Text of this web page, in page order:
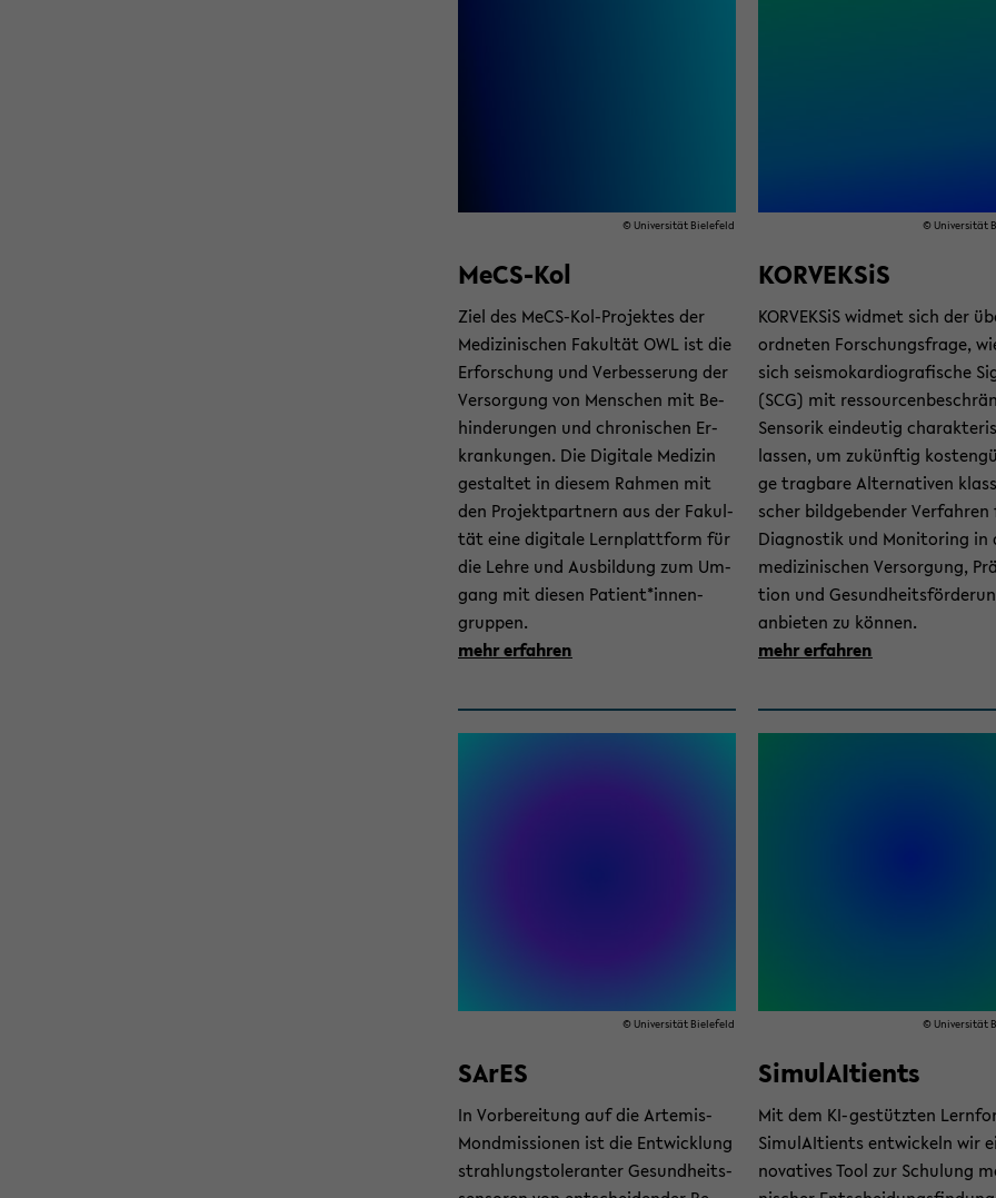
© Uni­ver­si­tät Bie­le­feld
MeCS-​Kol
Ziel des MeCS-​Kol-Projektes der
Me­di­zi­ni­schen Fa­kul­tät OWL ist die
Er­for­schung und Ver­bes­se­rung der
Ver­sor­gung von Men­schen mit Be­
hin­de­run­gen und chro­ni­schen Er­
kran­kun­gen. Die Di­gi­ta­le Me­di­zin
ge­stal­tet in die­sem Rah­men mit
den Pro­jekt­part­nern aus der Fa­kul­
tät eine di­gi­ta­le Lern­platt­form für
die Lehre und Aus­bil­dung zum Um­
gang mit die­sen Pa­ti­ent*in­nen­
grup­pen.
mehr er­fah­ren
© Uni­ver­si­tät
KOR­VEK­SiS
KOR­VEK­SiS wid­met sich der
ord­ne­ten For­schungs­fra­ge,
sich seis­mo­kar­dio­gra­fi­sche
(SCG) mit
Sen­so­rik ein­deu­tig
las­sen, um zu­künf­tig
ge trag­ba­re Al­ter­na­ti­ven
scher bild­ge­ben­der
Dia­gnos­tik und Mo­ni­to­ring in
me­di­zi­ni­schen Ver­sor­gung,
ti­on und
an­bie­ten zu kön­nen.
mehr er­fah­ren
© Uni­ver­si­tät Bie­le­feld
SArES
In Vor­be­rei­tung auf die Artemis-​
Mondmissionen ist die Ent­wick­lung
strah­lung­s­to­le­ran­ter Ge­sund­heits­
© Uni­ver­si­tät
Si­mu­lAI­ti­ents
Mit dem KI-​gestützten
Si­mu­lAI­ti­ents ent­wi­ckeln wir
no­va­ti­ves Tool zur Schu­lung